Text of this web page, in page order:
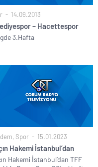
14.09.2013
– Hacettespor
3.Hafta
, Spor 15.01.2023
Hakemi İstanbul’dan
Hakemi İstanbul’dan TFF